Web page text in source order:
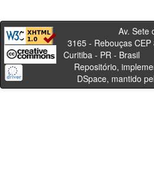
Av. Sete de
3165 - Rebouças
Curitiba - PR
Repositório,
DSpace, mantido